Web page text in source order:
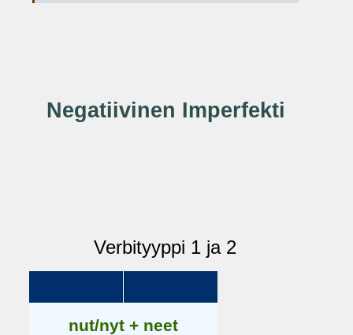
Negatiivinen Imperfekti
Verbityyppi 1 ja 2
nut/nyt + neet